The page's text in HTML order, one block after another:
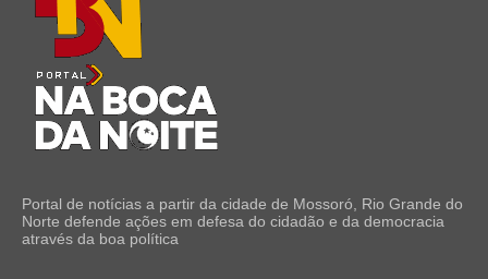
Portal de notícias a partir da cidade de Mossoró, Rio Grande do
Norte defende ações em defesa do cidadão e da democracia
através da boa política